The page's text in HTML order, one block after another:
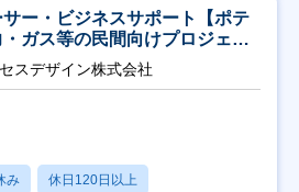
ー・ビジネスサポート【ポテ
ガス等の民間向けプロジェク
スデザイン株式会社
み 休日120日以上